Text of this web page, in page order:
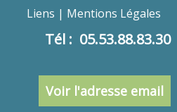
Liens Mentions Légales
Tél : 05.53.88.83.30
Voir l'adresse email